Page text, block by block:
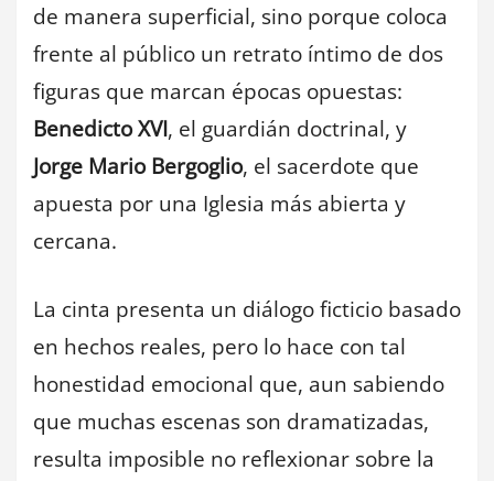
de manera superficial, sino porque coloca
frente al público un retrato íntimo de dos
figuras que marcan épocas opuestas:
Benedicto XVI, el guardián doctrinal, y
Jorge Mario Bergoglio, el sacerdote que
apuesta por una Iglesia más abierta y
cercana.
La cinta presenta un diálogo ficticio basado
en hechos reales, pero lo hace con tal
honestidad emocional que, aun sabiendo
que muchas escenas son dramatizadas,
resulta imposible no reflexionar sobre la